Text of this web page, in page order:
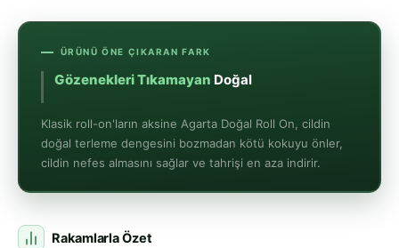
ÜRÜNÜ ÖNE ÇIKARAN FARK
Gözenekleri Tıkamayan Doğal Koruma
Klasik roll-on'ların aksine Agarta Doğal Roll On, cildin
doğal terleme dengesini bozmadan kötü kokuyu önler,
cildin nefes almasını sağlar ve tahrişi en aza indirir.
Rakamlarla Özet